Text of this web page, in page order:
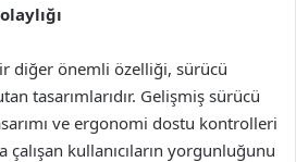
diğer önemli özelliği, sürücü
tasarımlarıdır. Gelişmiş sürücü
ve ergonomi dostu kontrolleri
kullanıcıların yorgunluğunu